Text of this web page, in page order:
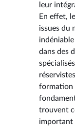
leur
En effet,
issues du
dans des
formation
trouvent
important